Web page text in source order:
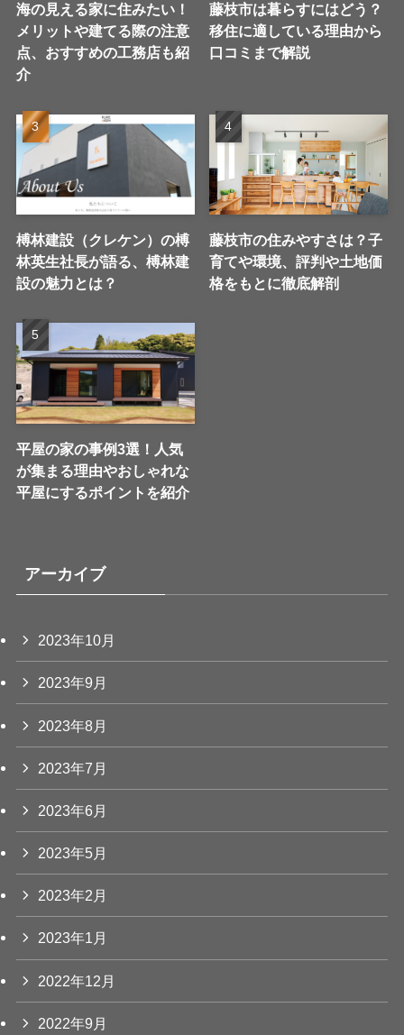
海の見える家に住みたい！
メリットや建てる際の注意
点、おすすめの工務店も紹
介
藤枝市は暮らすにはどう？
移住に適している理由から
口コミまで解説
榑林建設（クレケン）の榑
林英生社長が語る、榑林建
設の魅力とは？
藤枝市の住みやすさは？子
育てや環境、評判や土地価
格をもとに徹底解剖
平屋の家の事例3選！人気
が集まる理由やおしゃれな
平屋にするポイントを紹介
アーカイブ
2023年10月
2023年9月
2023年8月
2023年7月
2023年6月
2023年5月
2023年2月
2023年1月
2022年12月
2022年9月